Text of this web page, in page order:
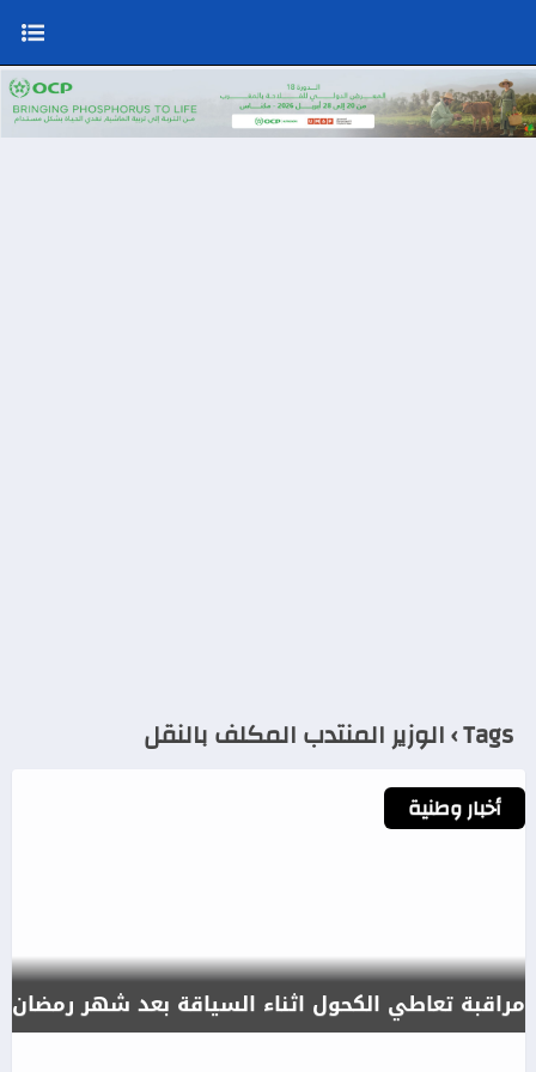
Tags › الوزير المنتدب المكلف بالنقل
أخبار وطنية
مراقبة تعاطي الكحول اثناء السياقة بعد شهر رمضان